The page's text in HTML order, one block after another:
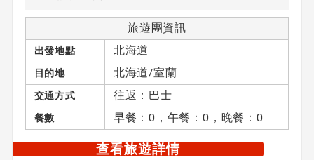
旅遊團資訊
出發地點 北海道
目的地 北海道/室蘭
交通方式 往返：巴士
餐數 早餐：0，午餐：0，晚餐：0
查看旅遊詳情